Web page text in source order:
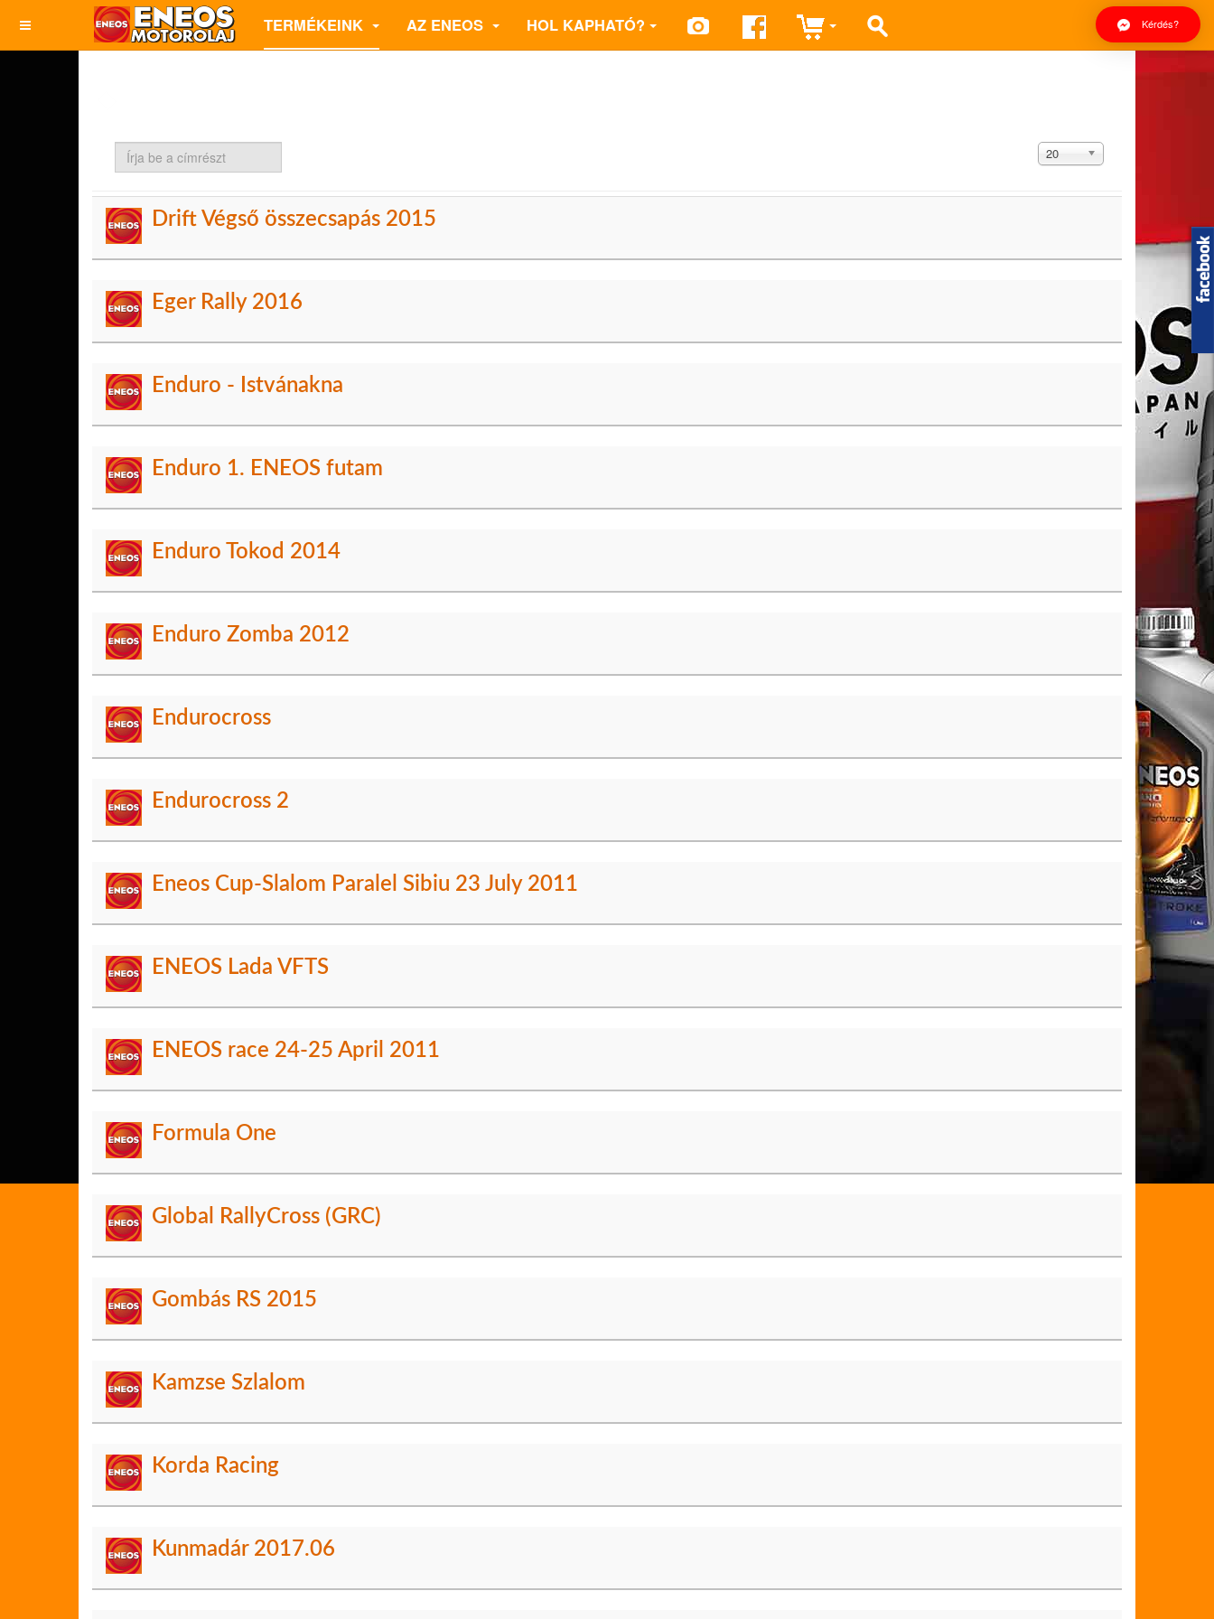
Kérdés?
TERMÉKEINK AZ ENEOS HOL KAPHATÓ?
Írja
a
Tételek
#
20
Drift Végső összecsapás 2015
Eger Rally 2016
Enduro - Istvánakna
Enduro 1. ENEOS futam
Enduro Tokod 2014
Enduro Zomba 2012
Endurocross
Endurocross 2
Eneos Cup-Slalom Paralel Sibiu 23 July 2011
ENEOS Lada VFTS
ENEOS race 24-25 April 2011
Formula One
Global RallyCross (GRC)
Gombás RS 2015
Kamzse Szlalom
Korda Racing
Kunmadár 2017.06